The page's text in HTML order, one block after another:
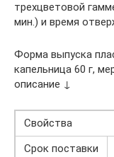
трехцветовой
мин.) и время
Форма выпуска
капельница 60 г,
описание ↓
Свойства
Срок поставки